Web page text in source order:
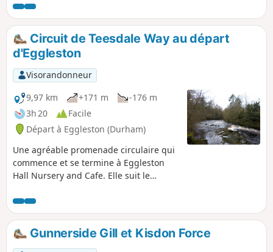
ferme Ravenseat, célèbre pour avoir accueilli la « Yorkshire
Shepherdess » de la télévision, avant de traverser de hautes
landes exposées pour rejoindre l'historique Tan Hill Inn. Le
chemin du retour vers Keld n'est peut-être pas aussi
spectaculaire, mais il vous emmène le long du célèbre
Pennine Way.
Circuit de Teesdale Way au départ
d'Eggleston
Visorandonneur
9,97 km
+171 m
-176 m
3h 20
Facile
Départ à Eggleston (Durham)
Une agréable promenade circulaire qui
commence et se termine à Eggleston
Hall Nursery and Cafe. Elle suit le
et traverse la rivière par une passerelle
au nord du village de Cotherstone. Elle
revient ensuite sur la rive opposée pour
traverser le charmant village de
Gunnerside Gill et Kisdon Force